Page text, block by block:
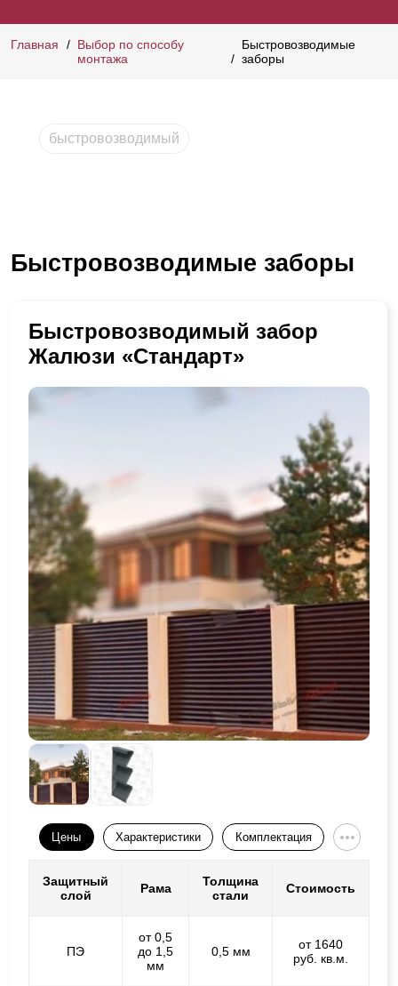
Главная
Выбор по способу
монтажа
Быстровозводимые
заборы
быстровозводимый
Быстровозводимые заборы
Быстровозводимый забор
Жалюзи «Стандарт»
Цены Характеристики Комплектация
Защитный
слой
Рама
Толщина
стали
Стоимость
ПЭ
от 0,5
до 1,5
мм
0,5 мм
от 1640
руб. кв.м.